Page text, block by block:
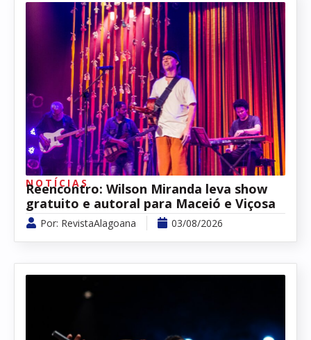
NOTÍCIAS
Reencontro: Wilson Miranda leva show
gratuito e autoral para Maceió e Viçosa
Por: RevistaAlagoana 03/08/2026